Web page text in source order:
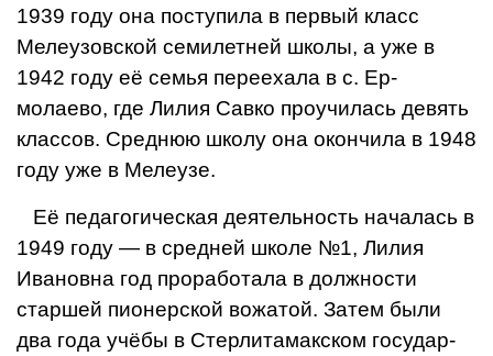
1939 году она поступила в пер­вый класс
Мелеузовской семи­летней школы, а уже в
1942 го­ду её семья переехала в с. Ер­
молаево, где Лилия Савко про­училась девять
классов. Среднюю школу она окончила в 1948
году уже в Мелеузе.
Её педагогическая деятель­ность началась в
1949 году — в средней школе №1, Лилия
Ивановна год проработала в долж­ности
старшей пионерской во­жатой. Затем были
два года учё­бы в Стерлитамакском государ­